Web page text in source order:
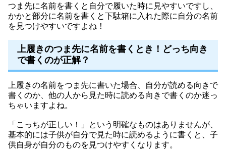
つま先に名前を書くと自分で履いた時に見やすいですし、
かかと部分に名前を書くと下駄箱に入れた際に自分の名前
を見つけやすいですよね！
上履きのつま先に名前を書くとき！どっち向き
で書くのが正解？
上履きの名前をつま先に書いた場合、自分が読める向きで
書くのか、他の人から見た時に読める向きで書くのか迷っ
ちゃいますよね。
「こっちが正しい！」という明確なものはありませんが、
基本的には子供が自分で見た時に読めるように書くと、子
供自身が自分のものを見つけやすくなります。